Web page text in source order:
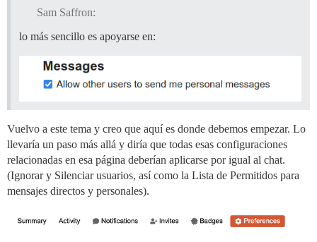
Sam Saffron:
lo más sencillo es apoyarse en:
Vuelvo a este tema y creo que aquí es donde debemos empezar. Lo
llevaría un paso más allá y diría que todas esas configuraciones
relacionadas en esa página deberían aplicarse por igual al chat.
(Ignorar y Silenciar usuarios, así como la Lista de Permitidos para
mensajes directos y personales).